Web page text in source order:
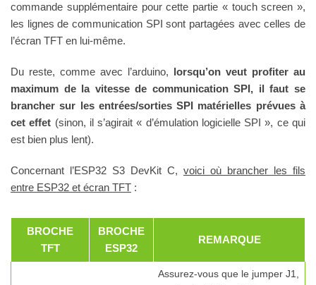
commande supplémentaire pour cette partie « touch screen »,
les lignes de communication SPI sont partagées avec celles de
l’écran TFT en lui-même.
Du reste, comme avec l’arduino, lorsqu’on veut profiter au
maximum de la vitesse de communication SPI, il faut se
brancher sur les entrées/sorties SPI matérielles prévues à
cet effet (sinon, il s’agirait « d’émulation logicielle SPI », ce qui
est bien plus lent).
Concernant l’ESP32 S3 DevKit C, voici où brancher les fils
entre ESP32 et écran TFT :
BROCHE
TFT
BROCHE
ESP32
REMARQUE
Assurez-vous que le jumper J1,